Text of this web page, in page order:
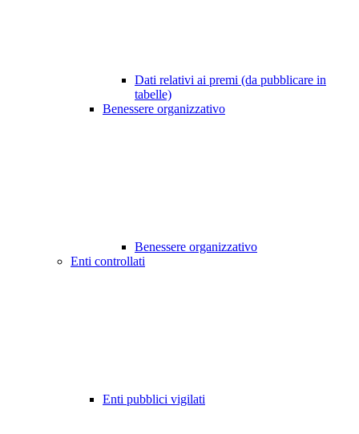
Dati relativi ai premi (da pubblicare in
tabelle)
Benessere organizzativo
Benessere organizzativo
Enti controllati
Enti pubblici vigilati